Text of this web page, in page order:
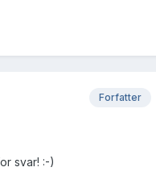
Forfatter
svar! :-)